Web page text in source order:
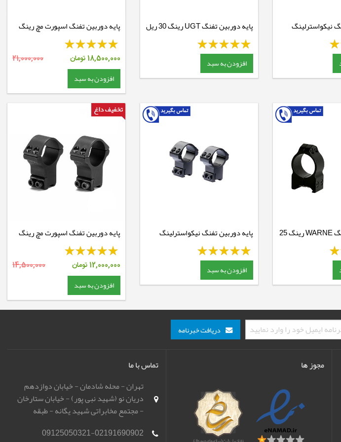
نیکواسترلینگ
پایه دوربین تفنگ UGT رینگ 30 ریل
11 - متوسط
افزودن به سبد
پایه دوربین تفنگ اسپورت مچ رینگ
30 ریل 11 - Extended Mounts
18,500,000 تومان 21,000,000
افزودن به سبد
پایه دوربین تفنگ WARNE رینگ 25
پایه دوربین تفنگ نیکواسترلینگ
NSMM138H
افزودن به سبد
پایه دوربین تفنگ اسپورت مچ رینگ
30 ریل 11 - بلند - Extra High
12,000,000 تومان 14,500,000
افزودن به سبد
دریافت خبرنامه
مجوز ها
تماس با ما
تهران - محله شادمان - خیابان دوازدهم
دریان نو (شهید نبی پور) - خیابان ستارخان
- مجتمع مخابراتی شهید یگانه - طبقه
(مهرگان)
09125050321-02191690902